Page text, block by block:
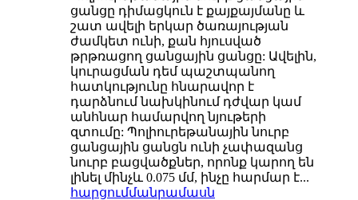
ցանցը դիմացկուն է քայքայմանը և
շատ ավելի երկար ծառայության
ժամկետ ունի, քան հյուսված
թրթռացող ցանցային ցանցը: Ավելին,
կուրացման դեմ պաշտպանող
հատկությունը հնարավոր է
դարձնում նախկինում դժվար կամ
անհնար համարվող նյութերի
զտումը: Պոլիուրեթանային նուրբ
ցանցային ցանցն ունի չափազանց
նուրբ բացվածքներ, որոնք կարող են
լինել մինչև 0.075 մմ, ինչը հարմար է...
հարցումմանրամասն